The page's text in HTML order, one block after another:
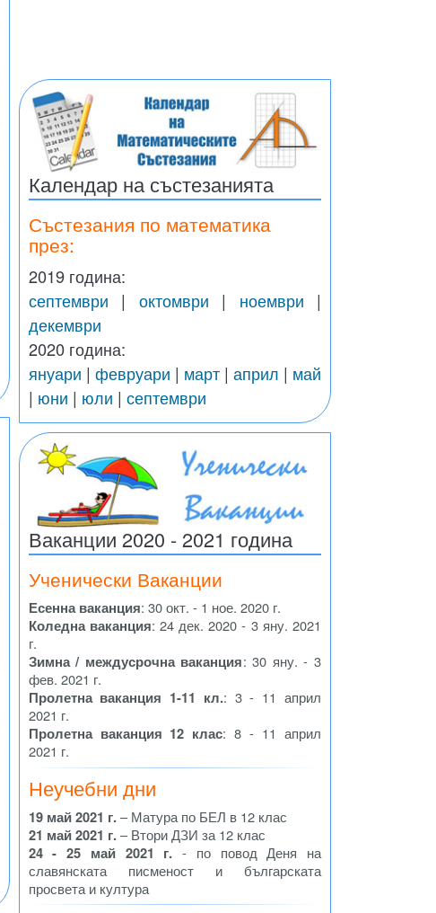
Календар на състезанията
Състезания по математика
през:
2019 година:
септември | октомври | ноември |
декември
2020 година:
януари | февруари | март| април | май
| юни | юли | септември
Ваканции 2020 - 2021 година
Ученически Ваканции
Есенна ваканция: 30 окт. - 1 ное. 2020 г.
Коледна ваканция: 24 дек. 2020 - 3 яну. 2021
г.
Зимна / междусрочна ваканция: 30 яну. - 3
фев. 2021 г.
Пролетна ваканция 1-11 кл.: 3 - 11 април
2021 г.
Пролетна ваканция 12 клас: 8 - 11 април
2021 г.
Неучебни дни
19 май 2021 г.– Матура по БЕЛ в 12 клас
21 май 2021 г.– Втори ДЗИ за 12 клас
24 - 25 май 2021 г. - по повод Деня на
славянската писменост и българската
просвета и култура